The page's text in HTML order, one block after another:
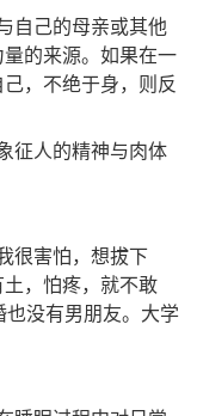
自己的母亲或其他
的来源。如果在一
，不绝于身，则反
征人的精神与肉体
很害怕，想拔下
，怕疼，就不敢
没有男朋友。大学